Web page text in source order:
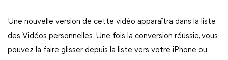
Une nouvelle version de cette vidéo apparaîtra dans la liste
des Vidéos personnelles. Une fois la conversion réussie, vous
pouvez la faire glisser depuis la liste vers votre iPhone ou